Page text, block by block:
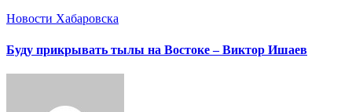
Новости Хабаровска
Буду прикрывать тылы на Востоке – Виктор Ишаев